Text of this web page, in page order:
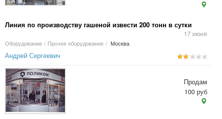
Линия по производству гашеной извести 200 тонн в сутки
17 июня
Оборудование / Прочее оборудование / Москва
Андрей Сергеевич
Продам
100 руб